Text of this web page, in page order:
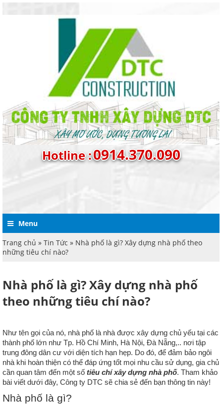
Hotline :0914.370.090
Menu
Trang chủ » Tin Tức » Nhà phố là gì? Xây dựng nhà phố theo
những tiêu chí nào?
Nhà phố là gì? Xây dựng nhà phố
theo những tiêu chí nào?
Như tên gọi của nó, nhà phố là nhà được xây dựng chủ yếu tại các
thành phố lớn như Tp. Hồ Chí Minh, Hà Nội, Đà Nẵng,.. nơi tập
trung đông dân cư với diện tích hạn hẹp. Do đó, để đảm bảo ngôi
nhà khi hoàn thiện có thể đáp ứng tốt mọi nhu cầu sử dụng, gia chủ
cần quan tâm đến một số tiêu chí xây dựng nhà phố. Tham khảo
bài viết dưới đây, Công ty DTC sẽ chia sẻ đến bạn thông tin này!
Nhà phố là gì?